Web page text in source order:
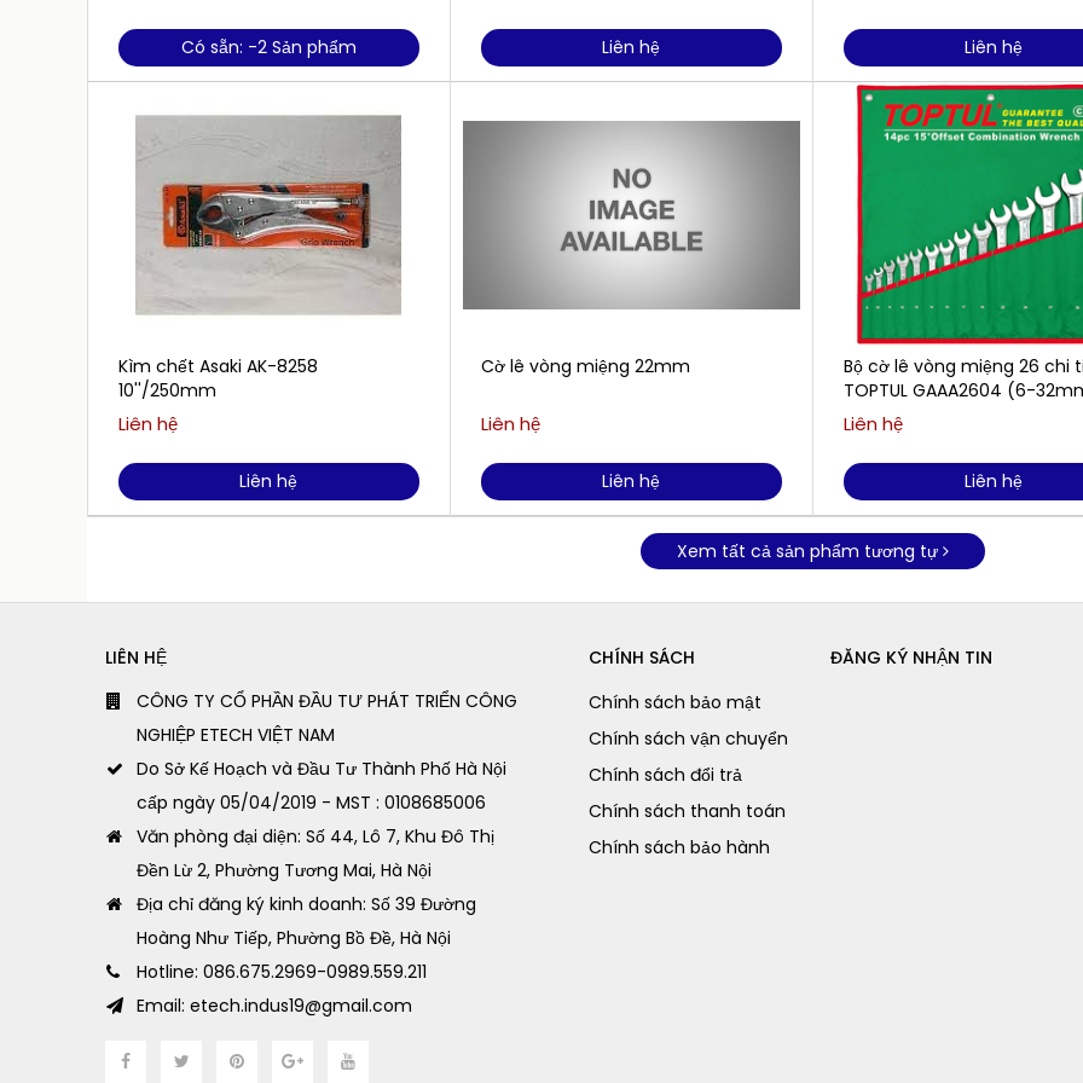
Có sẵn: -2 Sản phẩm
Kìm chết Asaki AK-8258
10''/250mm
Liên hệ
Liên hệ
Liên hệ
Cờ lê vòng miệng 22mm
Liên hệ
Liên hệ
Liên hệ
Bộ cờ lê vòng miệng 26 chi
TOPTUL GAAA2604 (6-
Liên hệ
Liên hệ
Xem tất cả sản phẩm tương tự
LIÊN HỆ
CÔNG TY CỔ PHẦN ĐẦU TƯ PHÁT TRIỂN CÔNG
NGHIỆP ETECH VIỆT NAM
Do Sở Kế Hoạch và Đầu Tư Thành Phố Hà Nội
cấp ngày 05/04/2019 - MST : 0108685006
Văn phòng đại diện: Số 44, Lô 7, Khu Đô Thị
Đền Lừ 2, Phường Tương Mai, Hà Nội
Địa chỉ đăng ký kinh doanh: Số 39 Đường
Hoàng Như Tiếp, Phường Bồ Đề, Hà Nội
Hotline: 086.675.2969-0989.559.211
Email: etech.indus19@gmail.com
CHÍNH SÁCH
Chính sách bảo mật
Chính sách vận chuyển
Chính sách đổi trả
Chính sách thanh toán
Chính sách bảo hành
ĐĂNG KÝ NHẬN TIN